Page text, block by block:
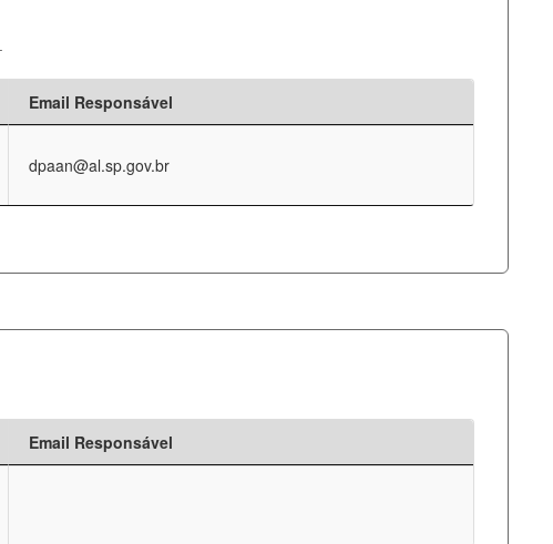
Email Responsável
dpaan@al.sp.gov.br
Email Responsável